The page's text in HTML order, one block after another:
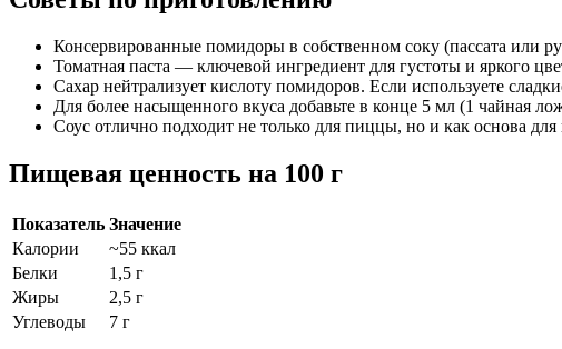
Консервированные помидоры в собственном соку (пассата
Томатная паста — ключевой ингредиент для густоты и яркого
Сахар нейтрализует кислоту помидоров. Если используете
Для более насыщенного вкуса добавьте в конце 5 мл (1 чайная
Соус отлично подходит не только для пиццы, но и как основа
Пищевая ценность на 100 г
Показатель Значение
Калории
~55 ккал
Белки
1,5 г
Жиры
2,5 г
Углеводы
7 г